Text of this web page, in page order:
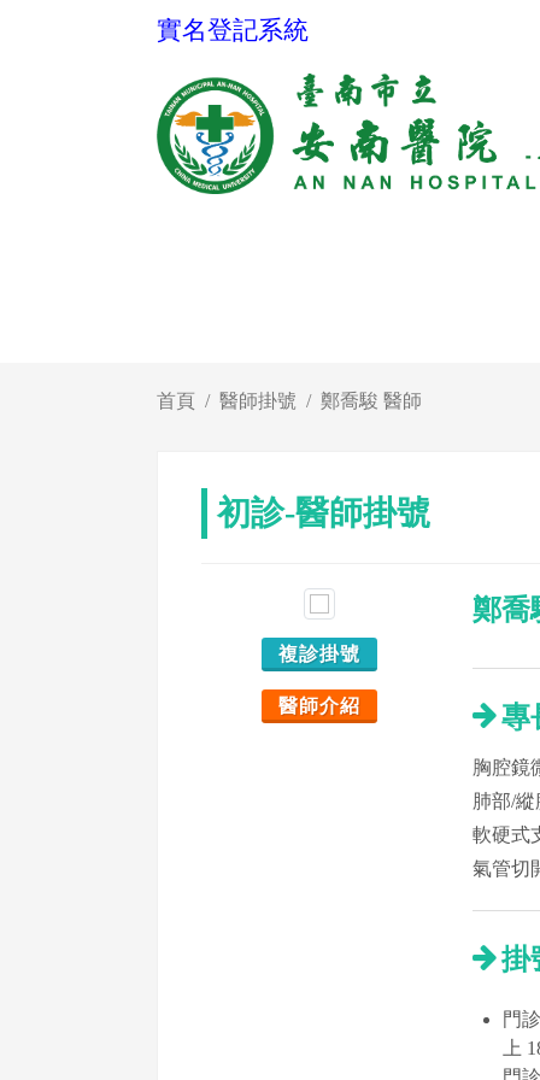
實名登記系統
首頁 醫師掛號 鄭喬駿 醫師
初診-醫師掛號
複診掛號
醫師介紹
鄭喬
專
胸腔鏡
肺部/
軟硬式
氣管切
掛
門
上